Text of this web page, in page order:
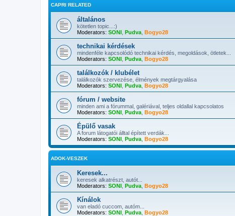
CAPRI RELATED
általános
kötetlen topic...:)
Moderators: SONI Pudva Bogyo28
technikai kérdések
mindenféle kapcsolódó technikai kérdés, megoldások, ötletek...
Moderators: SONI Pudva Bogyo28
találkozók / klubélet
találkozók szervezése, élmények megtárgyalása
Moderators: SONI Pudva Bogyo28
fórum / website
minden ami a fórummal, galériával, teljes oldallal kapcsolatos
Moderators: SONI Pudva Bogyo28
Épülő vasak
A forum látogatói álltal épített verdák...
Moderators: SONI Pudva Bogyo28
ADOK-VESZEK
Keresek...
keresek alkatrészt, autót...
Moderators: SONI Pudva Bogyo28
Kínálok
van eladó cuccom, autóm...
Moderators: SONI Pudva Bogyo28